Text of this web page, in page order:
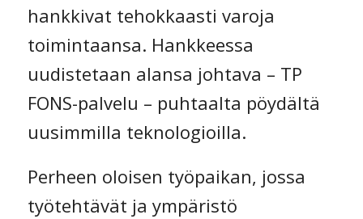
hankkivat tehokkaasti varoja
toimintaansa. Hankkeessa
uudistetaan alansa johtava – TP
FONS-palvelu – puhtaalta pöydältä
uusimmilla teknologioilla.
Perheen oloisen työpaikan, jossa
työtehtävät ja ympäristö